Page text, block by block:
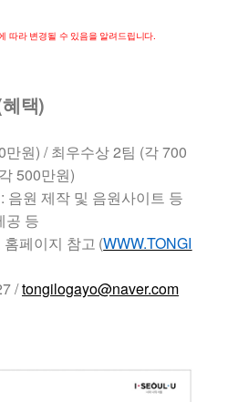
따라 변경될 수 있음을 알려드립니다.
택)
원) / 최우수상 2팀 (각 700
500만원)
음원 제작 및 음원사이트 등
공 등
페이지 참고 (WWW.TONGI
/tongilogayo@naver.com